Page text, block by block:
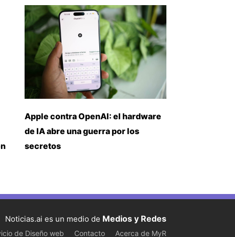
Apple contra OpenAI: el hardware
de IA abre una guerra por los
secretos
Noticias.ai es un medio de Medios y Redes
de Diseño web Contacto Acerca de MyR